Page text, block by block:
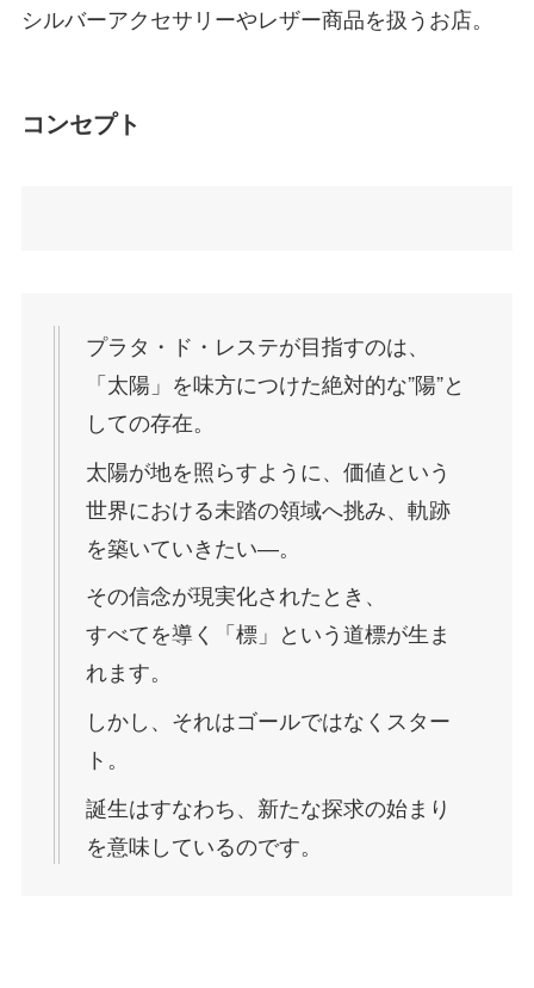
シルバーアクセサリーやレザー商品を扱うお店。
コンセプト
プラタ・ド・レステが目指すのは、
「太陽」を味方につけた絶対的な”陽”と
しての存在。
太陽が地を照らすように、価値という
世界における未踏の領域へ挑み、軌跡
を築いていきたい―。
その信念が現実化されたとき、
すべてを導く「標」という道標が生ま
れます。
しかし、それはゴールではなくスター
ト。
誕生はすなわち、新たな探求の始まり
を意味しているのです。